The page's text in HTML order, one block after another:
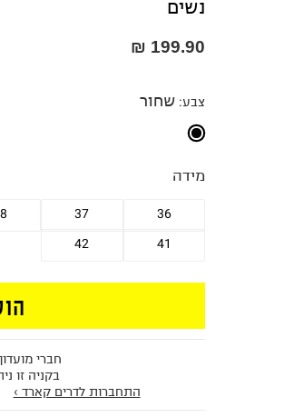
נשים
199.90 ₪
צבע: שחור
מידה
36
37
41
42
חברי מועדון DREAM CARD
בקניה זו ניתן
התחברות לדרים קארד ›